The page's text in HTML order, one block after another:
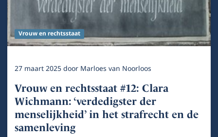
Vrouw en rechtsstaat
27 maart 2025door Marloes van Noorloos
Vrouw en rechtsstaat #12: Clara
Wichmann: ‘verdedigster der
menselijkheid’ in het strafrecht en de
samenleving